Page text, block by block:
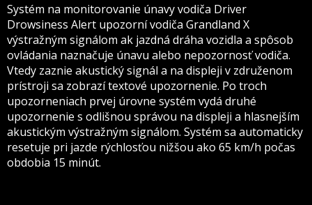
Systém na monitorovanie únavy vodiča Driver
Drowsiness Alert upozorní vodiča Grandland X
výstražným signálom ak jazdná dráha vozidla a spôsob
ovládania naznačuje únavu alebo nepozornosť vodiča.
Vtedy zaznie akustický signál a na displeji v združenom
prístroji sa zobrazí textové upozornenie. Po troch
upozorneniach prvej úrovne systém vydá druhé
upozornenie s odlišnou správou na displeji a hlasnejším
akustickým výstražným signálom. Systém sa automaticky
resetuje pri jazde rýchlosťou nižšou ako 65 km/h počas
obdobia 15 minút.